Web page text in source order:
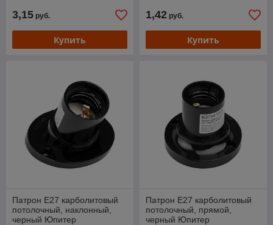
3,15 руб.
Купить
1,42 руб.
Купить
Патрон Е27 карболитовый
потолочный, наклонный,
черный Юпитер
Патрон Е27 карболитовый
потолочный, прямой,
черный Юпитер